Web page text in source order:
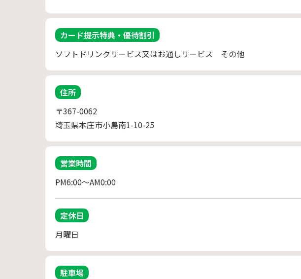
カード提示特典・優待割引
ソフトドリンクサービス又はお通しサービス その他
住所
〒367-0062
埼玉県本庄市小島南1-10-25
営業時間
PM6:00～AM0:00
定休日
月曜日
駐車場